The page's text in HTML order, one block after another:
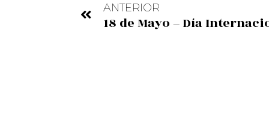
ANTERIOR
18 de Mayo – Día